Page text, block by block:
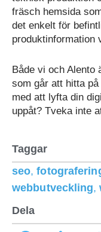
fräsch hemsida
det enkelt för
produktinformation
Både vi och Alento
som går att hitta på
med att lyfta din
uppåt? Tveka inte
Taggar
seo,
webbutveckling,
Dela